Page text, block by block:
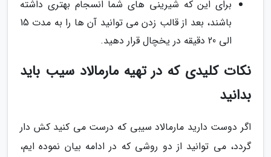
برای این که شیرینی های شما انسجام بهتری داشته
باشند، بعد از قالب زدن می توانید آن ها را به مدت 15
الی 20 دقیقه در یخچال قرار دهید.
نکات کلیدی که در تهیه مارمالاد سیب باید
بدانید
اگر دوست دارید مارمالاد سیبی که درست می کنید کش دار
گردد، می توانید از دو روشی که در ادامه بیان نموده ایم،